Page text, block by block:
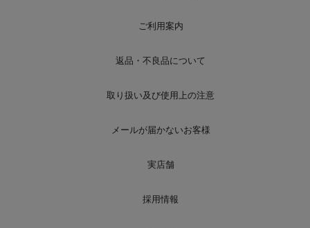
ご利用案内
返品・不良品について
取り扱い及び使用上の注意
メールが届かないお客様
実店舗
採用情報